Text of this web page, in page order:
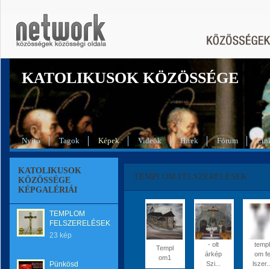
KATOLIKUSOK KÖZÖSSÉGE
Nyitó Tagok Képek Videók Hírek Fórum
KATOLIKUSOK
KÖZÖSSÉGE
KÉPGALÉRIÁI
TEMPLOM
FELSZERELÉSEK
23 kép
Pünkösd
TEMPLOM FELSZERELÉSEK
Templ
om1
- olt
árkép
Szi...
templ
om fe